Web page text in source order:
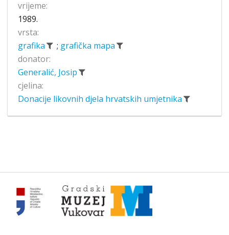
vrijeme:
1989.
vrsta:
grafika
; grafička mapa
donator:
Generalić, Josip
cjelina:
Donacije likovnih djela hrvatskih umjetnika